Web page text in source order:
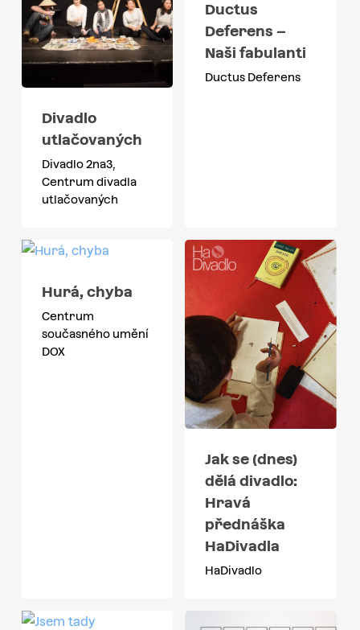
Divadlo
utlačovaných
Divadlo 2na3,
Centrum divadla
utlačovaných
Ductus
Deferens –
Naši fabulanti
Ductus Deferens
Hurá, chyba
Centrum
současného umění
DOX
Jak se (dnes)
dělá divadlo:
Hravá
přednáška
HaDivadla
HaDivadlo